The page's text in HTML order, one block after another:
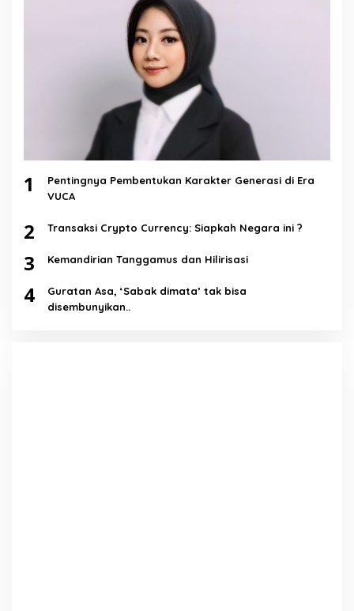
1
Pentingnya Pembentukan Karakter Generasi di Era
VUCA
2 Transaksi Crypto Currency: Siapkah Negara ini ?
3 Kemandirian Tanggamus dan Hilirisasi
4
Guratan Asa, ‘Sabak dimata’ tak bisa
disembunyikan..